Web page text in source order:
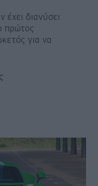
διανύσει
πρώτος
για να